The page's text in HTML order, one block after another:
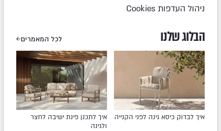
ניהול העדפות Cookies
הבלוג שלנו לכל המאמרים
איך לבדוק כיסא גינה לפני הקנייה
איך לתכנן פינת ישיבה לחצר
ולגינה